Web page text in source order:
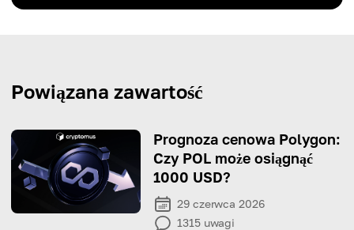
Powiązana zawartość
Prognoza cenowa Polygon:
Czy POL może osiągnąć
1000 USD?
29 czerwca 2026
1315 uwagi